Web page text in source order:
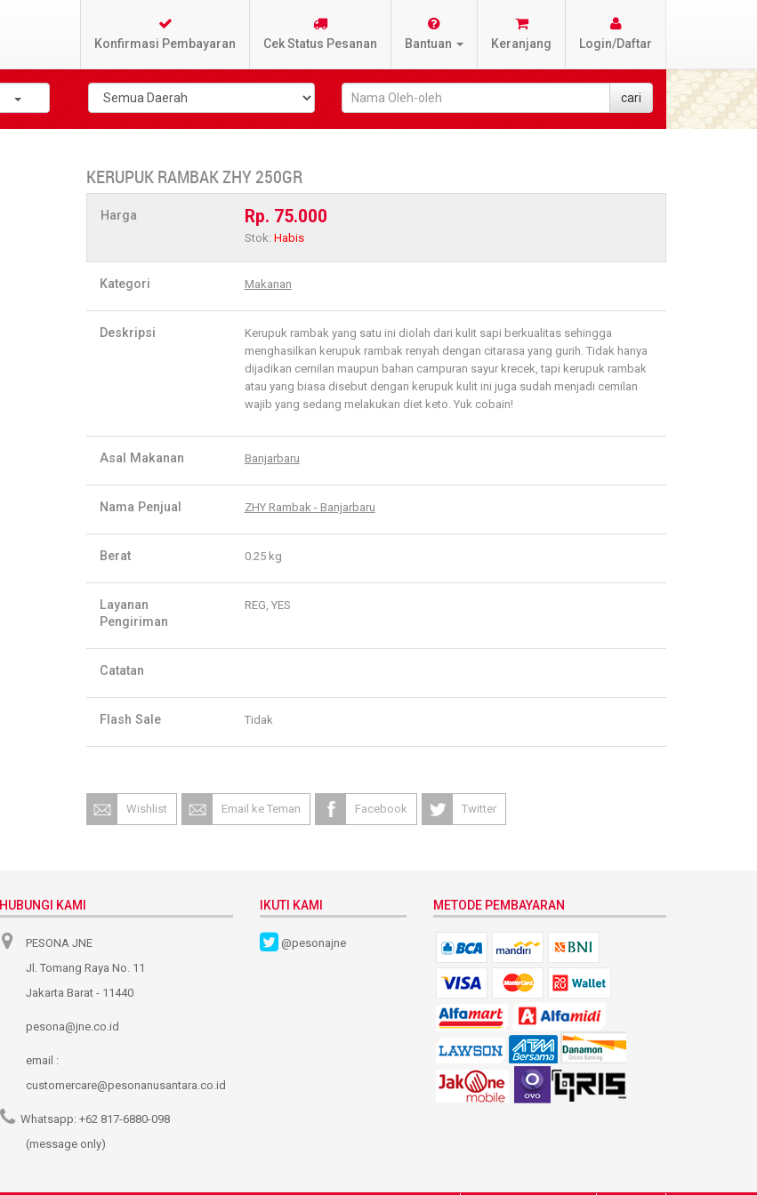
Konfirmasi Pembayaran Cek Status Pesanan Bantuan Keranjang Login/Daftar
KERUPUK RAMBAK ZHY 250GR
Harga Rp. 75.000
Stok:Habis
Kategori Makanan
Deskripsi
Kerupuk rambak yang satu ini diolah dari kulit sapi berkualitas sehingga
menghasilkan kerupuk rambak renyah dengan citarasa yang gurih. Tidak hanya
dijadikan cemilan maupun bahan campuran sayur krecek, tapi kerupuk rambak
atau yang biasa disebut dengan kerupuk kulit ini juga sudah menjadi cemilan
wajib yang sedang melakukan diet keto. Yuk cobain!
Asal Makanan Banjarbaru
Nama Penjual ZHY Rambak - Banjarbaru
Berat 0.25 kg
Layanan
Pengiriman
REG, YES
Catatan
Flash Sale Tidak
Wishlist Email ke Teman Facebook Twitter
HUBUNGI KAMI
PESONA JNE
Jl. Tomang Raya No. 11
Jakarta Barat - 11440
pesona@jne.co.id
email :
customercare@pesonanusantara.co.id
Whatsapp: +62 817-6880-098
(message only)
IKUTI KAMI
@pesonajne
METODE PEMBAYARAN